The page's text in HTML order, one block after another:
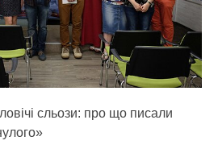
сльози: про що писали